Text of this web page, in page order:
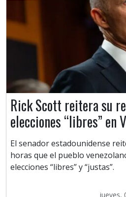
Rick Scott reitera su
elecciones “libres” en
El senador estadounidense
horas que el pueblo
elecciones “libres” y “justas”.
jueves,